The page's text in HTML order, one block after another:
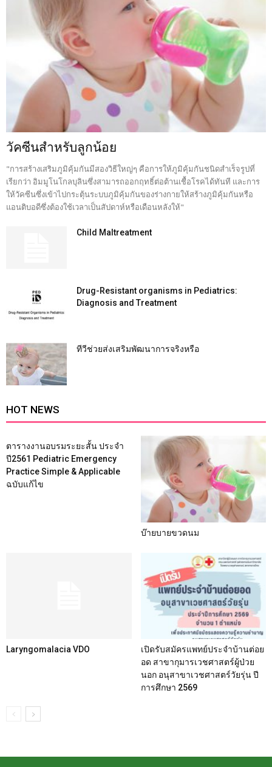
วัคซีนสำหรับลูกน้อย
"การสร้างเสริมภูมิคุ้มกันมีสองวิธีใหญ่ๆ คือการให้ภูมิคุ้มกันชนิดสำเร็จรูปที่
เรียกว่า อิมมูโนโกลบุลินซึ่งสามารถออกฤทธิ์ต่อต้านเชื้อโรคได้ทันที และการ
ให้วัคซีนซึ่งเข้าไปกระตุ้นระบบภูมิคุ้มกันของร่างกายให้สร้างภูมิคุ้มกันหรือ
แอนติบอดีซึ่งต้องใช้เวลาเป็นสัปดาห์หรือเดือนหลังให้"
Child Maltreatment
Drug-Resistant organisms in Pediatrics:
Diagnosis and Treatment
ทีวีช่วยส่งเสริมพัฒนาการจริงหรือ
HOT NEWS
ตารางงานอบรมระยะสั้น ประจำ
ปี2561 Pediatric Emergency
Practice Simple & Applicable
ฉบับแก้ไข
บ๊ายบายขวดนม
Laryngomalacia VDO
เปิดรับสมัครแพทย์ประจำบ้านต่อย
อด สาขากุมารเวชศาสตร์ผู้ป่วย
นอก อนุสาขาเวชศาสตร์วัยรุ่น ปี
การศึกษา 2569